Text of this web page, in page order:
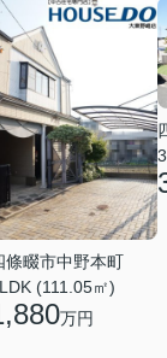
條畷市中野本町
(111.05㎡)
万円